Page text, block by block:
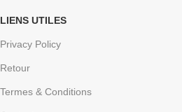
LIENS UTILES
Privacy Policy
Retour
Termes & Conditions